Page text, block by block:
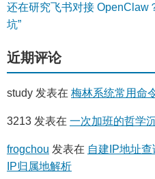
还在研究飞书对接 OpenClaw
坑”
近期评论
study 发表在 梅林系统常用命
3213 发表在 一次加班的哲学
frogchou 发表在 自建IP地址
IP归属地解析